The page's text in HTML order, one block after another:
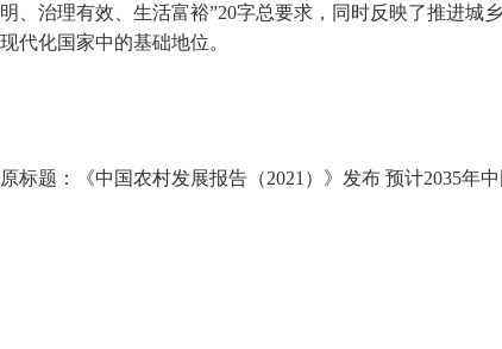
明、治理有效、生活富裕”20字总要求，同时反映了推进城
现代化国家中的基础地位。
原标题：《中国农村发展报告（2021）》发布 预计2035年